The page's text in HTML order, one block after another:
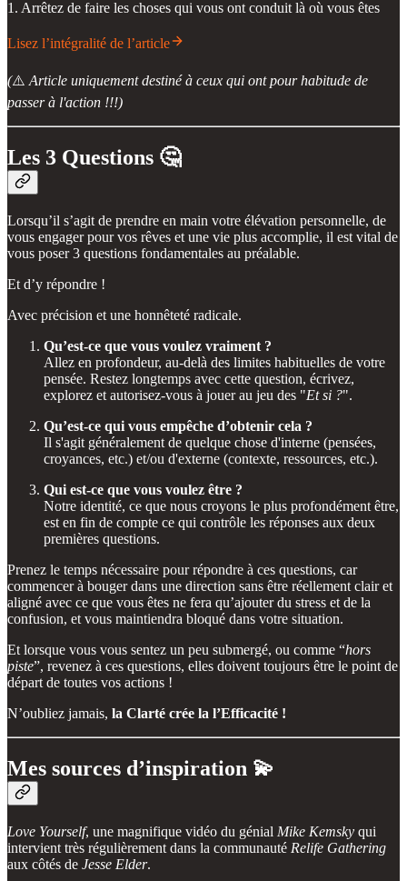
1. Arrêtez de faire les choses qui vous ont conduit là où vous êtes
Lisez l’intégralité de l’article
(⚠️ Article uniquement destiné à ceux qui ont pour habitude de
passer à l'action !!!)
Les 3 Questions 🤔
Lorsqu’il s’agit de prendre en main votre élévation personnelle, de
vous engager pour vos rêves et une vie plus accomplie, il est vital de
vous poser 3 questions fondamentales au préalable.
Et d’y répondre !
Avec précision et une honnêteté radicale.
Qu’est-ce que vous voulez vraiment ?
Allez en profondeur, au-delà des limites habituelles de votre
pensée. Restez longtemps avec cette question, écrivez,
explorez et autorisez-vous à jouer au jeu des "Et si ?".
Qu’est-ce qui vous empêche d’obtenir cela ?
Il s'agit généralement de quelque chose d'interne (pensées,
croyances, etc.) et/ou d'externe (contexte, ressources, etc.).
Qui est-ce que vous voulez être ?
Notre identité, ce que nous croyons le plus profondément être,
est en fin de compte ce qui contrôle les réponses aux deux
premières questions.
Prenez le temps nécessaire pour répondre à ces questions, car
commencer à bouger dans une direction sans être réellement clair et
aligné avec ce que vous êtes ne fera qu’ajouter du stress et de la
confusion, et vous maintiendra bloqué dans votre situation.
Et lorsque vous vous sentez un peu submergé, ou comme “hors
piste”, revenez à ces questions, elles doivent toujours être le point de
départ de toutes vos actions !
N’oubliez jamais, la Clarté crée la l’Efficacité !
Mes sources d’inspiration 💫
Love Yourself, une magnifique vidéo du génial Mike Kemsky qui
intervient très régulièrement dans la communauté Relife Gathering
aux côtés de Jesse Elder.